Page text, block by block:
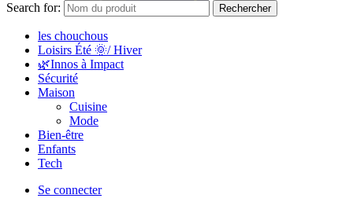
Search for:
Rechercher
les chouchous
Loisirs Été 🌞/ Hiver
🌿Innos à Impact
Sécurité
Maison
Cuisine
Mode
Bien-être
Enfants
Tech
Se connecter